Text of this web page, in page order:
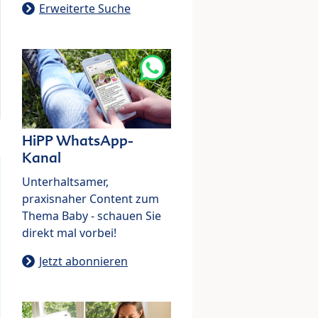
Erweiterte Suche
HiPP WhatsApp-
Kanal
Unterhaltsamer,
praxisnaher Content zum
Thema Baby - schauen Sie
direkt mal vorbei!
Jetzt abonnieren